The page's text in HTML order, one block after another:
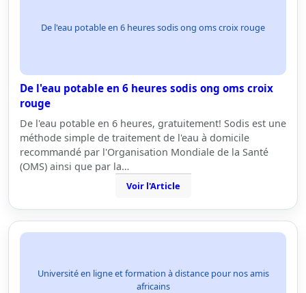
De l'eau potable en 6 heures sodis ong oms croix rouge
De l'eau potable en 6 heures sodis ong oms croix
rouge
De l'eau potable en 6 heures, gratuitement! Sodis est une
méthode simple de traitement de l'eau à domicile
recommandé par l'Organisation Mondiale de la Santé
(OMS) ainsi que par la…
Voir l'Article
Université en ligne et formation à distance pour nos amis
africains